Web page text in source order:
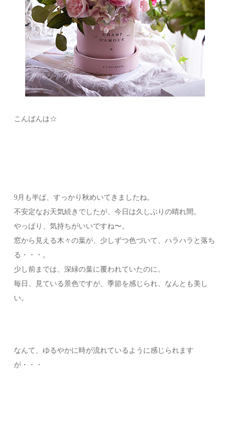
こんばんは☆
9月も半ば、すっかり秋めいてきましたね。
不安定なお天気続きでしたが、今日は久しぶりの晴れ間。
やっぱり、気持ちがいいですね〜。
窓から見える木々の葉が、少しずつ色づいて、ハラハラと落ち
る・・・。
少し前までは、深緑の葉に覆われていたのに。
毎日、見ている景色ですが、季節を感じられ、なんとも美し
い。
なんて、ゆるやかに時が流れているように感じられます
が・・・